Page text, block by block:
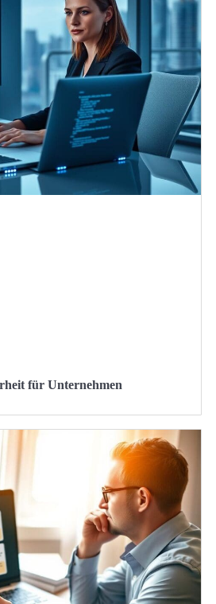
für Unternehmen